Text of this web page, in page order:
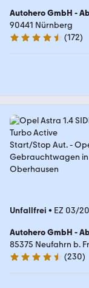
Autohero GmbH -
90441 Nürnberg
4.5 Sterne
(172)
Unfallfrei • EZ 03/
Autohero GmbH -
85375 Neufahrn b.
4.4 Sterne
(230)